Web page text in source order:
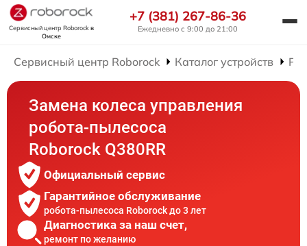
Сервисный центр Roborockв
Омске
+7 (381) 267-86-36
Ежедневно с 9:00 до 21:00
Сервисный центр Roborock Каталог устройств
Замена колеса управления
робота-пылесоса
Roborock Q380RR
Официальный сервис
Гарантийное обслуживание
робота-пылесоса Roborock до 3 лет
Диагностика за наш счет,
ремонт по желанию